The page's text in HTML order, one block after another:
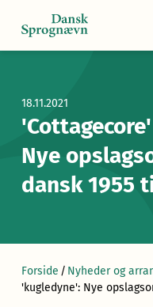
18.11.2021
Nye
dansk 1955
Forside / Nyheder og
'kugledyne': Nye